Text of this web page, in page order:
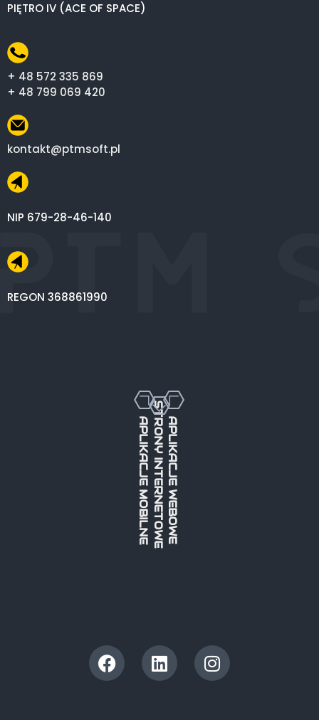
PIĘTRO IV (ACE OF SPACE)
+ 48 572 335 869
+ 48 799 069 420
kontakt@ptmsoft.pl
NIP 679-28-46-140
REGON 368861990
APLIKACJE MOBILNESTRONY INTERNETOWEAPLIKACJE WEBOWE